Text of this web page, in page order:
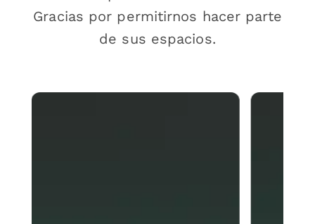
Gracias por permitirnos hacer parte
de sus espacios.